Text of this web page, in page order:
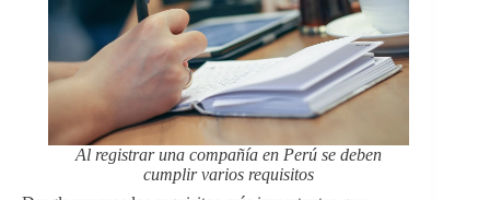
Al registrar una compañía en Perú se deben
cumplir varios requisitos